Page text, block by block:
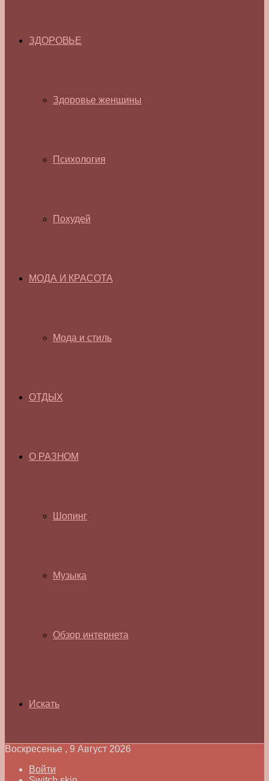
ЗДОРОВЬЕ
Здоровье женщины
Психология
Похудей
МОДА И КРАСОТА
Мода и стиль
ОТДЫХ
О РАЗНОМ
Шопинг
Музыка
Обзор интернета
Искать
Воскресенье , 9 Август 2026
Войти